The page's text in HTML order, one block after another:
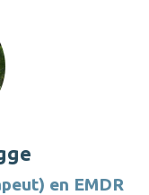
en EMDR